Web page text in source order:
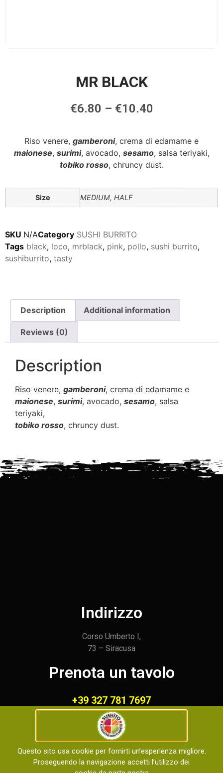
MR BLACK
€6.80 – €10.40
Riso venere, gamberoni, crema di edamame e
maionese, surimi, avocado, sesamo, salsa teriyaki,
tobiko rosso, chruncy dust.
Size MEDIUM, HALF
SKU N/ACategory SUSHI BURRITO
Tags black, loco, mrblack, pink, pollo, sushi burrito,
sushiburrito, tasty
Description Additional information
Reviews (0)
Description
Riso venere, gamberoni, crema di edamame e
maionese, surimi, avocado, sesamo, salsa
teriyaki,
tobiko rosso, chruncy dust.
Indirizzo
Corso Umberto I,
73 – Siracusa
Prenota un tavolo
+39 327 781 7697
Orari di apertura
Aperto tutti i giorni dalle
dalle 12:00 alle 15:00 e dalle 18:00 alle 23:00
Questo sito usa cookie per fornirti un’esperienza migliore.
Proseguendo la navigazione accetti l’utilizzo dei